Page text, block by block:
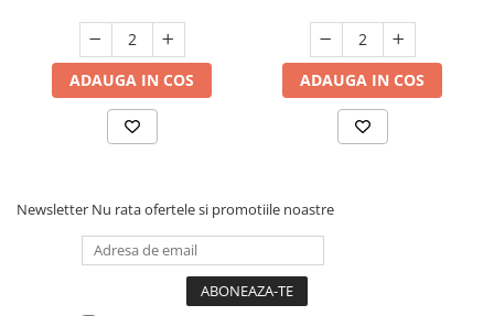
ADAUGA IN COS ADAUGA IN COS
Newsletter Nu rata ofertele si promotiile noastre